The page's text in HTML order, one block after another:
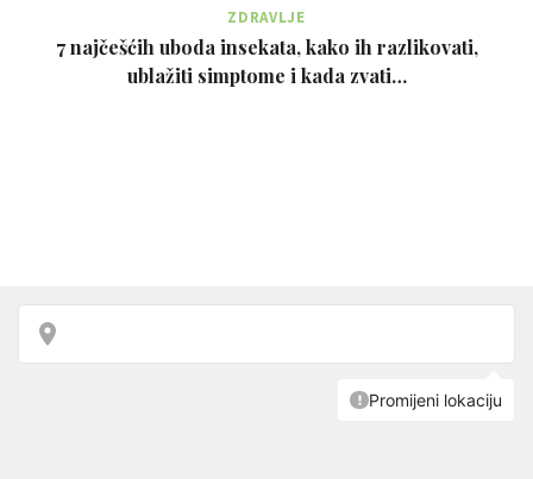
ZDRAVLJE
7 najčešćih uboda insekata, kako ih razlikovati,
ublažiti simptome i kada zvati…